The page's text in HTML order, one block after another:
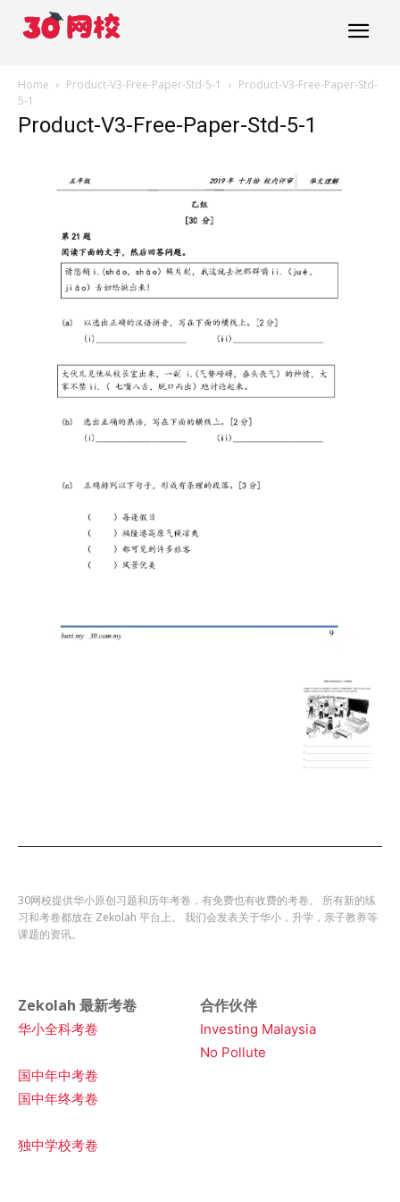
Home Product-V3-Free-Paper-Std-5-1
Product-V3-Free-Paper-Std-
5-1
Product-V3-Free-Paper-Std-5-1
30网校提供华小原创习题和历年考卷，有免费也有收费的考卷。 所有新的练
习和考卷都放在 Zekolah 平台上。 我们会发表关于华小，升学，亲子教养等
课题的资讯。
Zekolah 最新考卷
华小全科考卷
国中年中考卷
国中年终考卷
独中学校考卷
合作伙伴
Investing Malaysia
No Pollute